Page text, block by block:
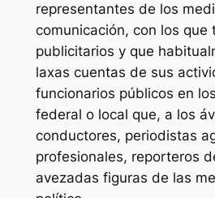
representantes de los
comunicación, con los que
publicitarios y que
laxas cuentas de sus
funcionarios públicos en
federal o local que, a los
conductores, periodistas
profesionales, reporteros
avezadas figuras de las